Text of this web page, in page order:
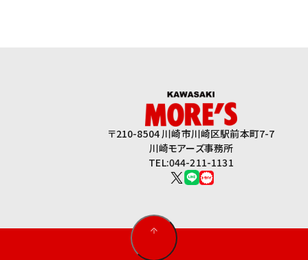
〒210-8504 川崎市川崎区駅前本町7-7
川崎モアーズ事務所
TEL:044-211-1131